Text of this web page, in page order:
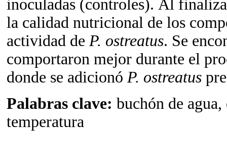
inoculadas (controles). Al
la calidad nutricional de los
actividad de P. ostreatus. Se
comportaron mejor durante el
donde se adicionó P. ostreatus
Palabras clave: buchón de
temperatura